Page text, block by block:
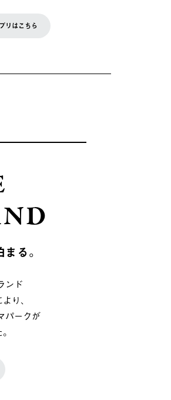
リはこちら
る。
ンド
り、
パークが